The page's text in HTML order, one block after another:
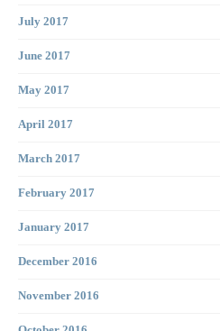
July 2017
June 2017
May 2017
April 2017
March 2017
February 2017
January 2017
December 2016
November 2016